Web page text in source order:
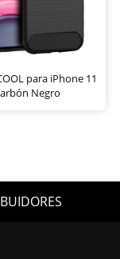
para iPhone 11
Negro